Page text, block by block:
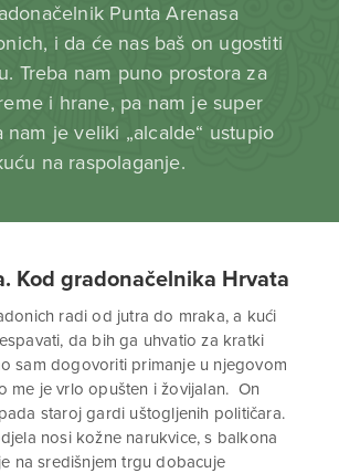
Punta Arenasa
i da će nas baš on ugostiti
Treba nam puno prostora za
i hrane, pa nam je super
nam je veliki „alcalde“ ustupio
na raspolaganje.
Kod gradonačelnika Hrvata
radi od jutra do mraka, a kući
da bih ga uhvatio za kratki
sam dogovoriti primanje u njegovom
me je vrlo opušten i žovijalan. On
staroj gardi uštogljenih političara.
nosi kožne narukvice, s balkona
na središnjem trgu dobacuje